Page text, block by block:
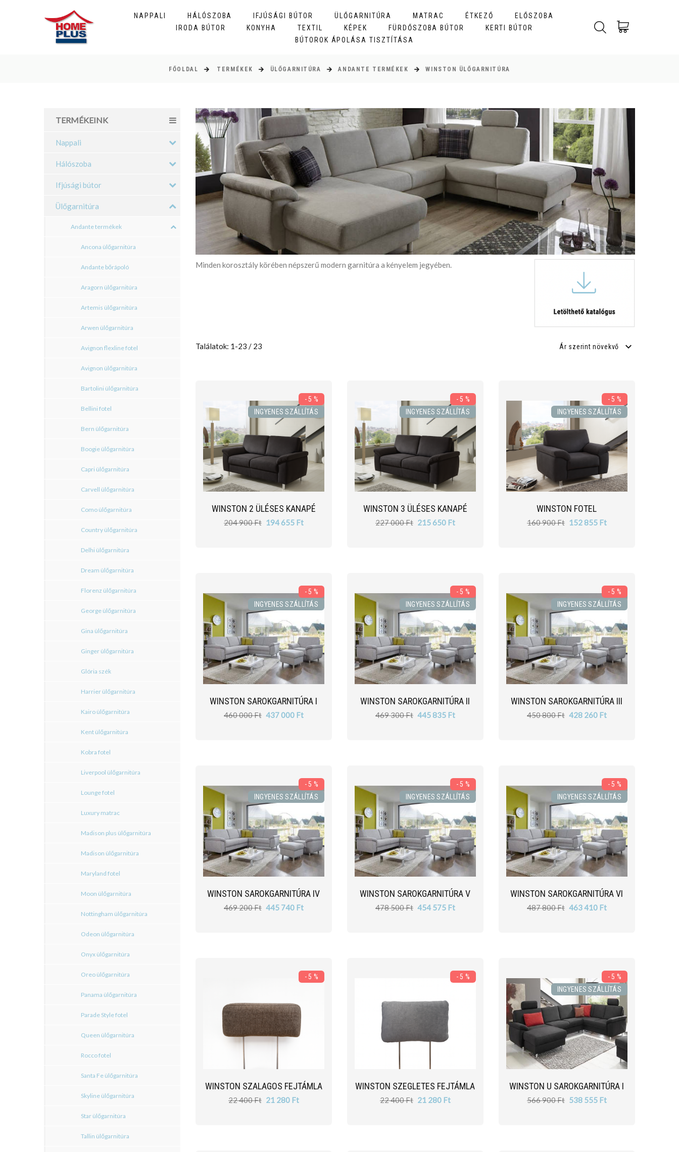
NAPPALI HÁLÓSZOBA IFJÚSÁGI BÚTOR ÜLŐGARNITÚRA MATRAC ÉTKEZŐ
ELŐSZOBA
IRODA BÚTOR
KONYHA TEXTIL KÉPEK FÜRDŐSZOBA BÚTOR
KERTI BÚTOR
BÚTOROK ÁPOLÁSA TISZTÍTÁSA
FŐOLDAL TERMÉKEK ÜLŐGARNITÚRA ANDANTE TERMÉKEK WINSTON ÜLŐGARNITÚRA
TERMÉKEINK
Nappali
Hálószoba
Ifjúsági bútor
Ülőgarnitúra
Andante termékek
Ancona ülőgarnitúra
Andante bőrápoló
Aragorn ülőgarnitúra
Artemis ülőgarnitúra
Arwen ülőgarnitúra
Avignon flexline fotel
Avignon ülőgarnitúra
Bartolini ülőgarnitúra
Bellini fotel
Bern ülőgarnitúra
Boogie ülőgarnitúra
Capri ülőgarnitúra
Carvell ülőgarnitúra
Como ülőgarnitúra
Country ülőgarnitúra
Delhi ülőgarnitúra
Dream ülőgarnitúra
Florenz ülőgarnitúra
George ülőgarnitúra
Gina ülőgarnitúra
Ginger ülőgarnitúra
Glória szék
Harrier ülőgarnitúra
Kairo ülőgarnitúra
Kent ülőgarnitúra
Kobra fotel
Liverpool ülőgarnitúra
Lounge fotel
Luxury matrac
Madison plus ülőgarnitúra
Madison ülőgarnitúra
Maryland fotel
Moon ülőgarnitúra
Nottingham ülőgarnitúra
Odeon ülőgarnitúra
Onyx ülőgarnitúra
Oreo ülőgarnitúra
Panama ülőgarnitúra
Parade Style fotel
Queen ülőgarnitúra
Rocco fotel
Santa Fe ülőgarnitúra
Skyline ülőgarnitúra
Star ülőgarnitúra
Tallin ülőgarnitúra
Minden korosztály körében népszerű modern garnitúra a kényelem jegyében.
Találatok: 1-23 / 23 Ár szerint növekvő
WINSTON 2 ÜLÉSES KANAPÉ
204 900 Ft 194 655 Ft
- 5 %
INGYENES SZÁLLÍTÁS
WINSTON 3 ÜLÉSES KANAPÉ
227 000 Ft 215 650 Ft
- 5 %
INGYENES SZÁLLÍTÁS
WINSTON FOTEL
160 900 Ft 152 855 Ft
- 5 %
INGYENES SZÁLLÍTÁS
WINSTON SAROKGARNITÚRA I
460 000 Ft 437 000 Ft
- 5 %
INGYENES SZÁLLÍTÁS
WINSTON SAROKGARNITÚRA II
469 300 Ft 445 835 Ft
- 5 %
INGYENES SZÁLLÍTÁS
WINSTON SAROKGARNITÚRA III
450 800 Ft 428 260 Ft
- 5 %
INGYENES SZÁLLÍTÁS
WINSTON SAROKGARNITÚRA IV
469 200 Ft 445 740 Ft
- 5 %
INGYENES SZÁLLÍTÁS
WINSTON SAROKGARNITÚRA V
478 500 Ft 454 575 Ft
- 5 %
INGYENES SZÁLLÍTÁS
WINSTON SAROKGARNITÚRA VI
487 800 Ft 463 410 Ft
- 5 %
INGYENES SZÁLLÍTÁS
WINSTON SZALAGOS FEJTÁMLA
22 400 Ft 21 280 Ft
- 5 %
WINSTON SZEGLETES FEJTÁMLA
22 400 Ft 21 280 Ft
- 5 %
WINSTON U SAROKGARNITÚRA I
566 900 Ft 538 555 Ft
- 5 %
INGYENES SZÁLLÍTÁS